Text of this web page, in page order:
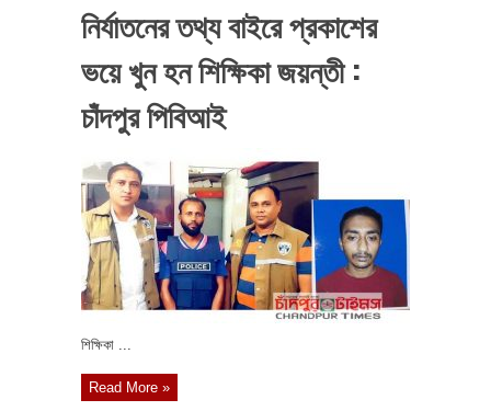
নির্যাতনের তথ্য বাইরে প্রকাশের
ভয়ে খুন হন শিক্ষিকা জয়ন্তী :
চাঁদপুর পিবিআই
শিক্ষিকা ...
Read More »